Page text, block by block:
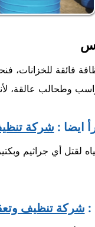
فائقة
وطحالب عالقة،
ايضا : شركة
لقتل أي جراثيم
: شركة تنظيف